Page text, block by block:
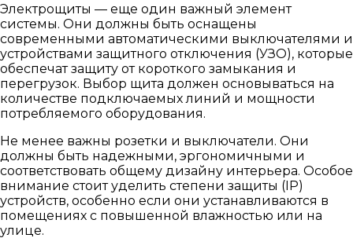
Электрощиты — еще один важный элемент
системы. Они должны быть оснащены
современными автоматическими выключателями и
устройствами защитного отключения (УЗО), которые
обеспечат защиту от короткого замыкания и
перегрузок. Выбор щита должен основываться на
количестве подключаемых линий и мощности
потребляемого оборудования.
Не менее важны розетки и выключатели. Они
должны быть надежными, эргономичными и
соответствовать общему дизайну интерьера. Особое
внимание стоит уделить степени защиты (IP)
устройств, особенно если они устанавливаются в
помещениях с повышенной влажностью или на
улице.